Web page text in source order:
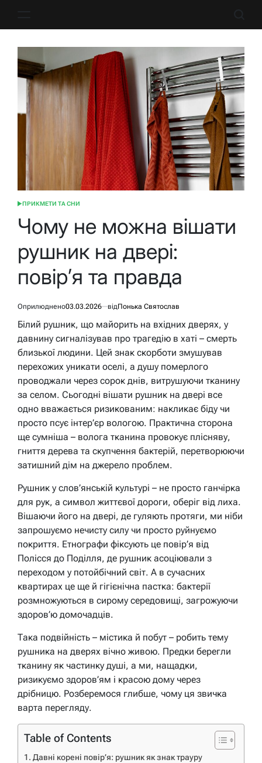
ОПУБЛІКУВАТИ
ПРИКМЕТИ ТА СНИ
Чому не можна вішати
рушник на двері:
повір’я та правда
Оприлюднено03.03.2026 відПонька Святослав
Білий рушник, що майорить на вхідних дверях, у
давнину сигналізував про трагедію в хаті – смерть
близької людини. Цей знак скорботи змушував
перехожих уникати оселі, а душу померлого
проводжали через сорок днів, витрушуючи тканину
за селом. Сьогодні вішати рушник на двері все
одно вважається ризикованим: накликає біду чи
просто псує інтер’єр вологою. Практична сторона
ще сумніша – волога тканина провокує плісняву,
гниття дерева та скупчення бактерій, перетворюючи
затишний дім на джерело проблем.
Рушник у слов’янській культурі – не просто ганчірка
для рук, а символ життєвої дороги, оберіг від лиха.
Вішаючи його на двері, де гуляють протяги, ми ніби
запрошуємо нечисту силу чи просто руйнуємо
покриття. Етнографи фіксують це повір’я від
Полісся до Поділля, де рушник асоціювали з
переходом у потойбічний світ. А в сучасних
квартирах це ще й гігієнічна пастка: бактерії
розмножуються в сирому середовищі, загрожуючи
здоров’ю домочадців.
Така подвійність – містика й побут – робить тему
рушника на дверях вічно живою. Предки берегли
тканину як частинку душі, а ми, нащадки,
ризикуємо здоров’ям і красою дому через
дрібницю. Розберемося глибше, чому ця звичка
варта перегляду.
Table of Contents
Давні корені повір’я: рушник як знак трауру